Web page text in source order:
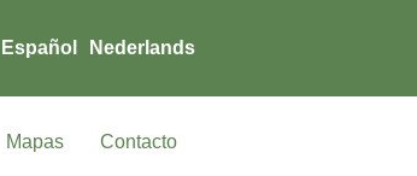
Español Nederlands
Mapas Contacto